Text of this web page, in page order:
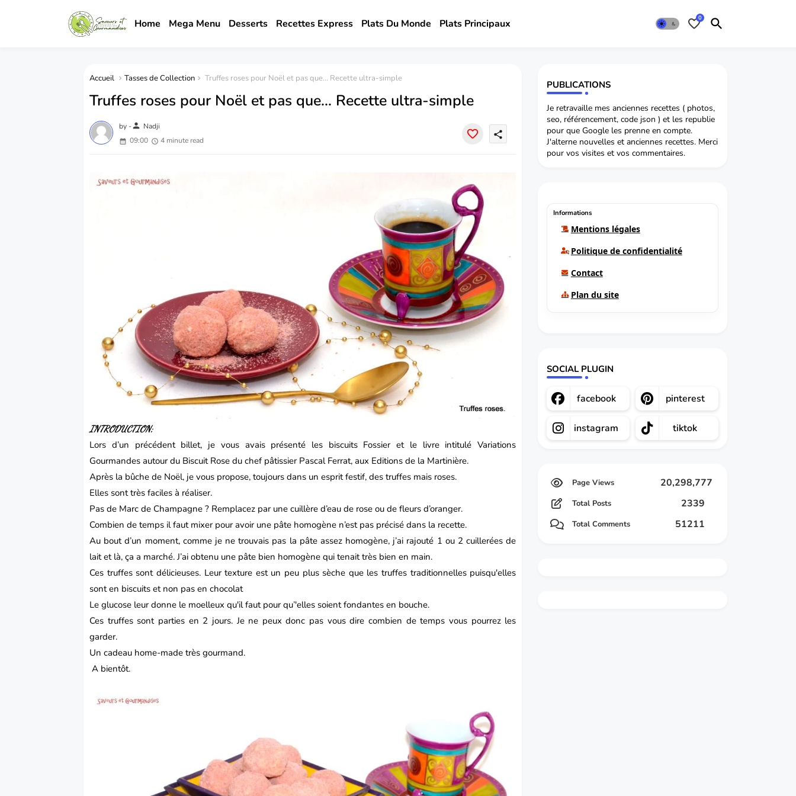
Home Mega Menu Desserts Recettes Express Plats Du Monde Plats Principaux 0
Accueil Tasses de Collection Truffes roses pour Noël et pas que... Recette ultra-simple
Truffes roses pour Noël et pas que... Recette ultra-simple
by -person Nadji
09:00
4 minute read
share
INTRODUCTION;
Lors d’un précédent billet, je vous avais présenté les biscuits Fossier et le livre intitulé Variations
Gourmandes autour du Biscuit Rose du chef pâtissier Pascal Ferrat, aux Editions de la Martinière.
Après la bûche de Noël, je vous propose, toujours dans un esprit festif, des truffes mais roses.
Elles sont très faciles à réaliser.
Pas de Marc de Champagne ? Remplacez par une cuillère d’eau de rose ou de fleurs d’oranger.
Combien de temps il faut mixer pour avoir une pâte homogène n’est pas précisé dans la recette.
Au bout d’un moment, comme je ne trouvais pas la pâte assez homogène, j’ai rajouté 1 ou 2 cuillerées de
lait et là, ça a marché. J’ai obtenu une pâte bien homogène qui tenait très bien en main.
Ces truffes sont délicieuses. Leur texture est un peu plus sèche que les truffes traditionnelles puisqu'elles
sont en biscuits et non pas en chocolat
Le glucose leur donne le moelleux qu'il faut pour qu’'elles soient fondantes en bouche.
Ces truffes sont parties en 2 jours. Je ne peux donc pas vous dire combien de temps vous pourrez les
garder.
Un cadeau home-made très gourmand.
A bientôt.
PUBLICATIONS
Je retravaille mes anciennes recettes ( photos,
seo, référencement, code json ) et les republie
pour que Google les prenne en compte.
J'alterne nouvelles et anciennes recettes. Merci
pour vos visites et vos commentaires.
Informations
Mentions légales
Politique de confidentialité
Contact
Plan du site
SOCIAL PLUGIN
facebook pinterest
instagram tiktok
20,298,777
Total Posts 2339
Total Comments 51211